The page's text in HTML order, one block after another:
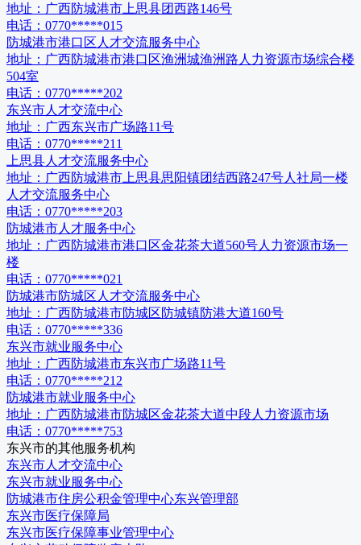
地址： 广西防城港市上思县团西路146号
电话： 0770*****015
防城港市港口区人才交流服务中心
地址： 广西防城港市港口区渔洲城渔洲路人力资源市场综合楼
504室
电话： 0770*****202
东兴市人才交流中心
地址： 广西东兴市广场路11号
电话： 0770*****211
上思县人才交流服务中心
地址： 广西防城港市上思县思阳镇团结西路247号人社局一楼
人才交流服务中心
电话： 0770*****203
防城港市人才服务中心
地址： 广西防城港市港口区金花茶大道560号人力资源市场一
楼
电话： 0770*****021
防城港市防城区人才交流服务中心
地址： 广西防城港市防城区防城镇防港大道160号
电话： 0770*****336
东兴市就业服务中心
地址： 广西防城港市东兴市广场路11号
电话： 0770*****212
防城港市就业服务中心
地址： 广西防城港市防城区金花茶大道中段人力资源市场
电话： 0770*****753
东兴市的其他服务机构
东兴市人才交流中心
东兴市就业服务中心
防城港市住房公积金管理中心东兴管理部
东兴市医疗保障局
东兴市医疗保障事业管理中心